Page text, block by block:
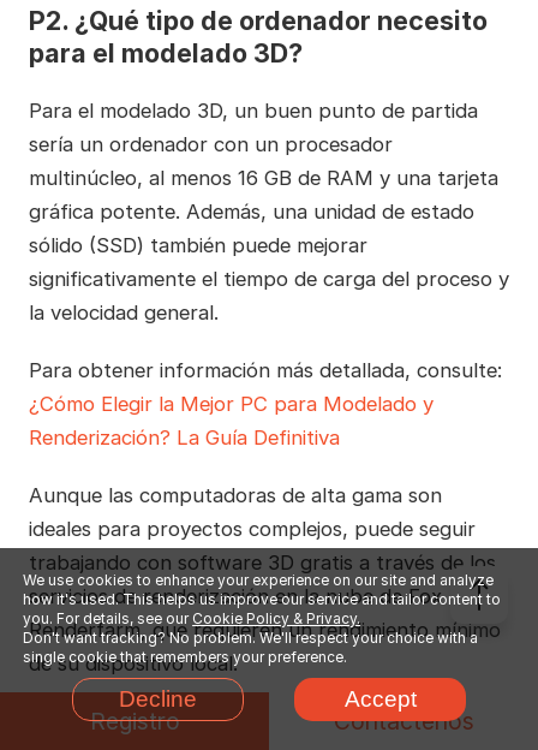
P2. ¿Qué tipo de ordenador necesito
para el modelado 3D?
Para el modelado 3D, un buen punto de partida
sería un ordenador con un procesador
multinúcleo, al menos 16 GB de RAM y una tarjeta
gráfica potente. Además, una unidad de estado
sólido (SSD) también puede mejorar
significativamente el tiempo de carga del proceso y
la velocidad general.
Para obtener información más detallada, consulte:
¿Cómo Elegir la Mejor PC para Modelado y
Renderización? La Guía Definitiva
Aunque las computadoras de alta gama son
ideales para proyectos complejos, puede seguir
trabajando con software 3D gratis a través de los
servicios de renderización en la nube de Fox
Renderfarm, que requieren un rendimiento mínimo
de su dispositivo local.
P3. ¿Se necesitan habilidades de
We use cookies to enhance your experience on our site and analyze
how it's used. This helps us improve our service and tailor content to
you. For details, see our Cookie Policy & Privacy.
Don't want tracking? No problem. We'll respect your choice with a
single cookie that remembers your preference.
Decline Accept
Registro Contáctenos